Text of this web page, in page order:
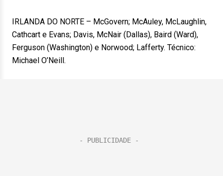
IRLANDA DO NORTE – McGovern; McAuley, McLaughlin,
Cathcart e Evans; Davis, McNair (Dallas), Baird (Ward),
Ferguson (Washington) e Norwood; Lafferty. Técnico:
Michael O’Neill.